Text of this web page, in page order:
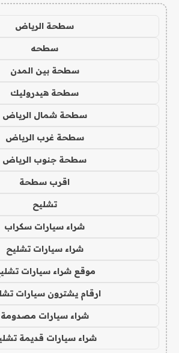
سطحة الرياض
سطحه
سطحة بين المدن
سطحة هيدروليك
سطحة شمال الرياض
سطحة غرب الرياض
سطحة جنوب الرياض
اقرب سطحة
تشليح
شراء سيارات سكراب
شراء سيارات تشليح
موقع شراء سيارات
ارقام يشترون سيارات
شراء سيارات مصدومة
شراء سيارات قديمة